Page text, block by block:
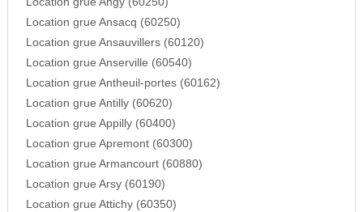
Location grue Ansacq (60250)
Location grue Ansauvillers (60120)
Location grue Anserville (60540)
Location grue Antheuil-portes (60162)
Location grue Antilly (60620)
Location grue Appilly (60400)
Location grue Apremont (60300)
Location grue Armancourt (60880)
Location grue Arsy (60190)
Location grue Attichy (60350)